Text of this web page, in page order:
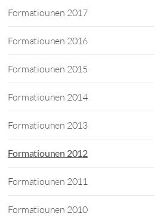
Formatiounen 2017
Formatiounen 2016
Formatiounen 2015
Formatiounen 2014
Formatiounen 2013
Formatiounen 2012
Formatiounen 2011
Formatiounen 2010